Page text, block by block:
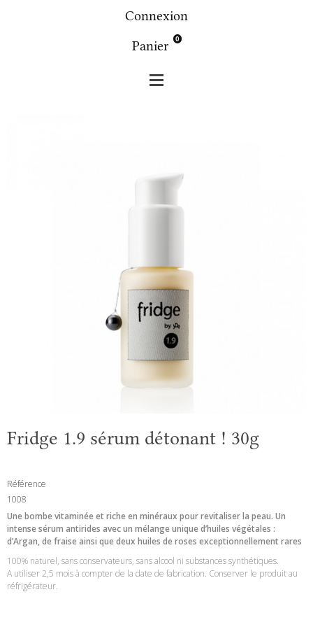
Connexion
Panier
0
Fridge 1.9 sérum détonant ! 30g
Référence
1008
Une bombe vitaminée et riche en minéraux pour revitaliser la peau. Un
intense sérum antirides avec un mélange unique d’huiles végétales :
d’Argan, de fraise ainsi que deux huiles de roses exceptionnellement rares
100% naturel, sans conservateurs, sans alcool ni substances synthétiques.
A utiliser 2,5 mois à compter de la date de fabrication. Conserver le produit au
réfrigérateur.